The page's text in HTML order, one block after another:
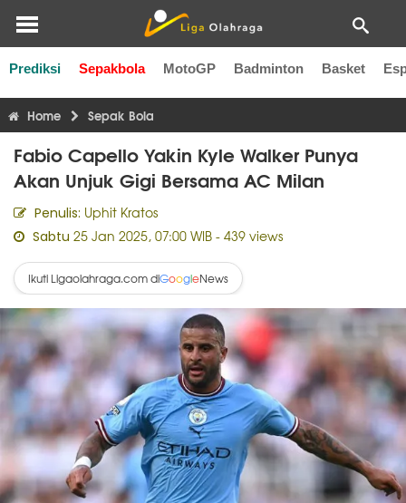
Prediksi Sepakbola MotoGP Badminton Basket
Liga Inggris Liga Italia Liga Spanyol Liga Perancis
Home Sepak Bola
Fabio Capello Yakin Kyle Walker Punya
Akan Unjuk Gigi Bersama AC Milan
Penulis: Uphit Kratos
Sabtu 25 Jan 2025, 07:00 WIB - 439 views
Ikuti Ligaolahraga.com diGoogleNews